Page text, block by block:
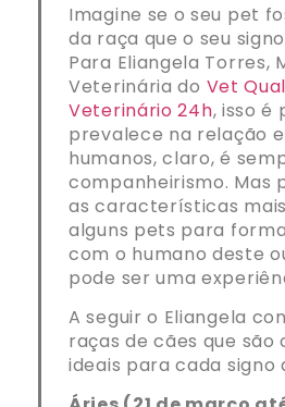
Imagine se o seu pet
da raça que o seu
Para Eliangela Torres,
Veterinária do Vet
Veterinário 24h, isso é
prevalece na relação
humanos, claro, é
companheirismo. Mas
as características
alguns pets para
com o humano deste
pode ser uma
A seguir o Eliangela
raças de cães que são
ideais para cada signo